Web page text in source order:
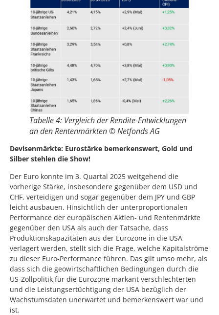
Tabelle 4: Vergleich der Rendite-Entwicklungen
an den Rentenmärkten © Netfonds AG
Devisenmärkte: Eurostärke bemerkenswert, Gold und
Silber stehlen die Show!
Der Euro konnte im 3. Quartal 2025 weitgehend die
vorherige Stärke, insbesondere gegenüber dem USD und
CHF, verteidigen und sogar gegenüber dem JPY und GBP
leicht ausbauen. Hinsichtlich der unterproportionalen
Performance der europäischen Aktien- und Rentenmärkte
gegenüber den USA als auch der Tatsache, dass
Produktionskapazitäten aus der Eurozone in die USA
verlagert werden, stellt sich die Frage, welche Kapitalströme
zu dieser Euro-Performance führen. Das gilt umso mehr, als
dass sich die geowirtschaftlichen Bedingungen durch die
US-Zollpolitik für die Eurozone markant verschlechterten
und die Leistungsertüchtigung der USA bezüglich der
Wachstumsdaten unerwartet und bemerkenswert war und
ist.